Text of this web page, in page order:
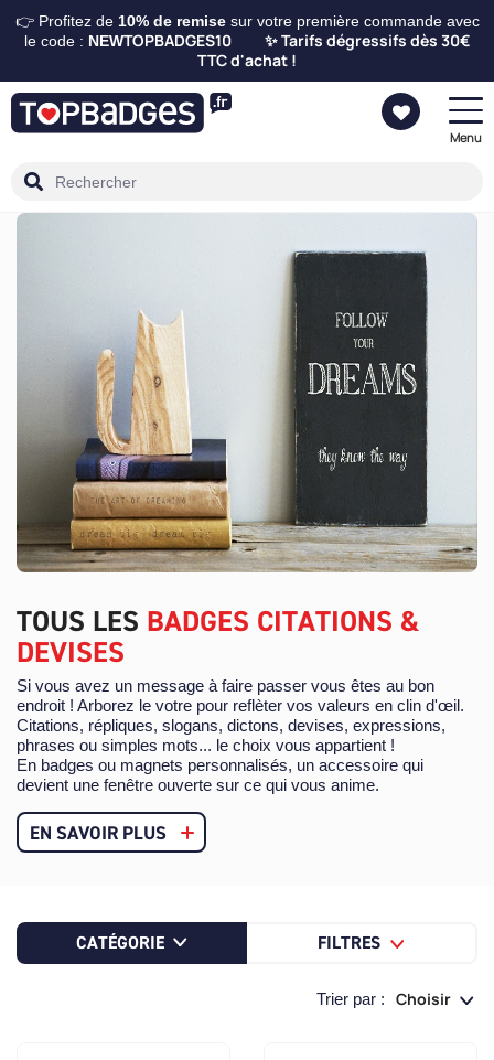
👉 Profitez de 10% de remisesur votre première commande avec
le code : NEWTOPBADGES10 ✨ Tarifs dégressifs dès 30€
TTC d'achat !
Menu
TOUS LES BADGES CITATIONS &
DEVISES
Si vous avez un message à faire passer vous êtes au bon
endroit ! Arborez le votre pour reflèter vos valeurs en clin d'œil.
Citations, répliques, slogans, dictons, devises, expressions,
phrases ou simples mots... le choix vous appartient !
En badges ou magnets personnalisés, un accessoire qui
devient une fenêtre ouverte sur ce qui vous anime.
EN SAVOIR PLUS
CATÉGORIE FILTRES
Trier par : Choisir